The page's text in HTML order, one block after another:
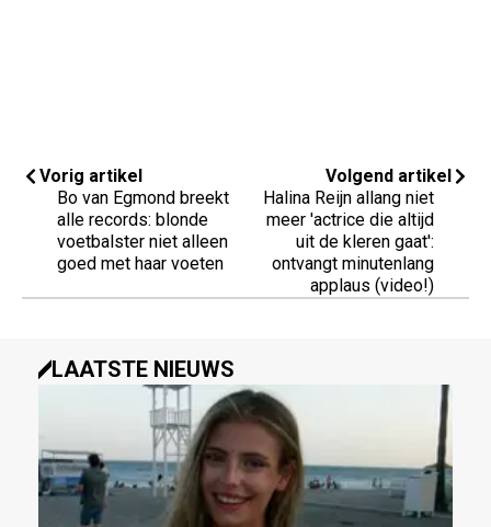
Vorig artikel
Bo van Egmond breekt
alle records: blonde
voetbalster niet alleen
goed met haar voeten
Volgend artikel
Halina Reijn allang niet
meer 'actrice die altijd
uit de kleren gaat':
ontvangt minutenlang
applaus (video!)
LAATSTE NIEUWS